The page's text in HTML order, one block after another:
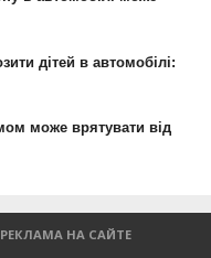
РЕКЛАМА НА САЙТЕ